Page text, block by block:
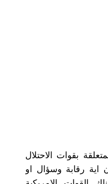
بقوات الاحتلال
اية رقابة وسؤال او